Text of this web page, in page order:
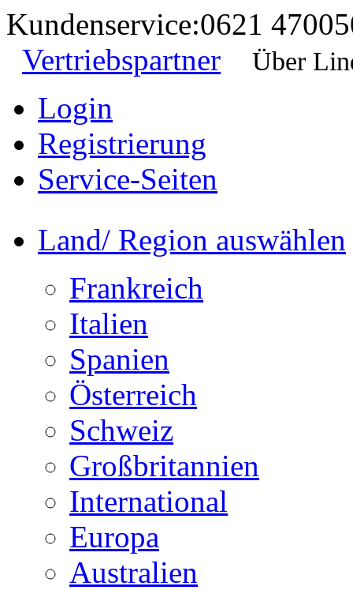
Kundenservice:0621
Vertriebspartner
Über
Login
Registrierung
Service-Seiten
Land/ Region auswählen
Frankreich
Italien
Spanien
Österreich
Schweiz
Großbritannien
International
Europa
Australien